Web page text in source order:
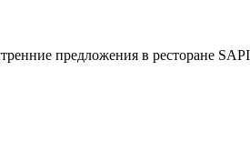
предложения в ресторане